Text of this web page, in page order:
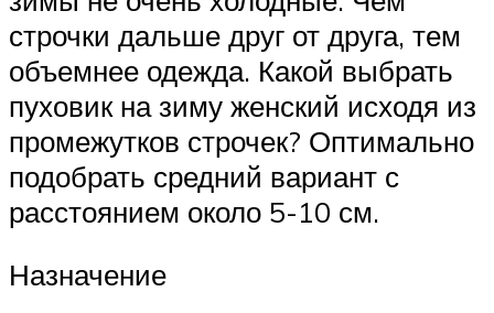
строчки дальше друг от друга, тем
объемнее одежда. Какой выбрать
пуховик на зиму женский исходя из
промежутков строчек? Оптимально
подобрать средний вариант с
расстоянием около 5-10 см.
Назначение